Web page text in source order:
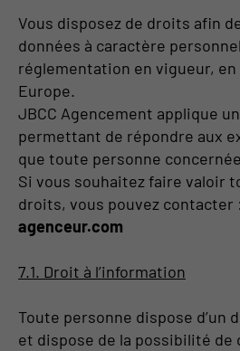
Vous disposez de droits afin
données à caractère
réglementation en vigueur, en
Europe.
JBCC Agencement applique
permettant de répondre aux
que toute personne
Si vous souhaitez faire valoir
droits, vous pouvez contacter :
agenceur.com
7.1. Droit à l’information
Toute personne dispose d’un
et dispose de la possibilité de